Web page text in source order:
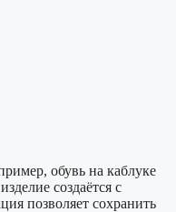
обувь на каблуке
создаётся с
позволяет сохранить